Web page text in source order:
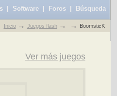
| Software| Foros| Búsqueda
Inicio Juegos flash BoomsticK
Ver más juegos